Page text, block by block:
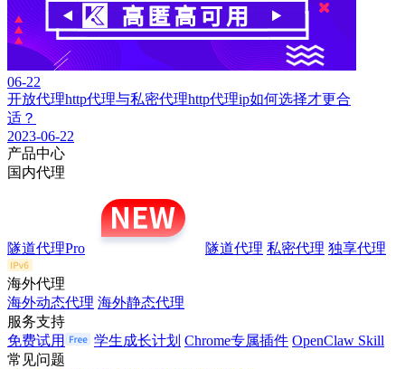
06-22
开放代理http代理与私密代理http代理ip如何选择才更合
适？
2023-06-22
产品中心
国内代理
隧道代理Pro 隧道代理 私密代理 独享代理
海外代理
海外动态代理 海外静态代理
服务支持
免费试用
学生成长计划 Chrome专属插件 OpenClaw Skill
常见问题